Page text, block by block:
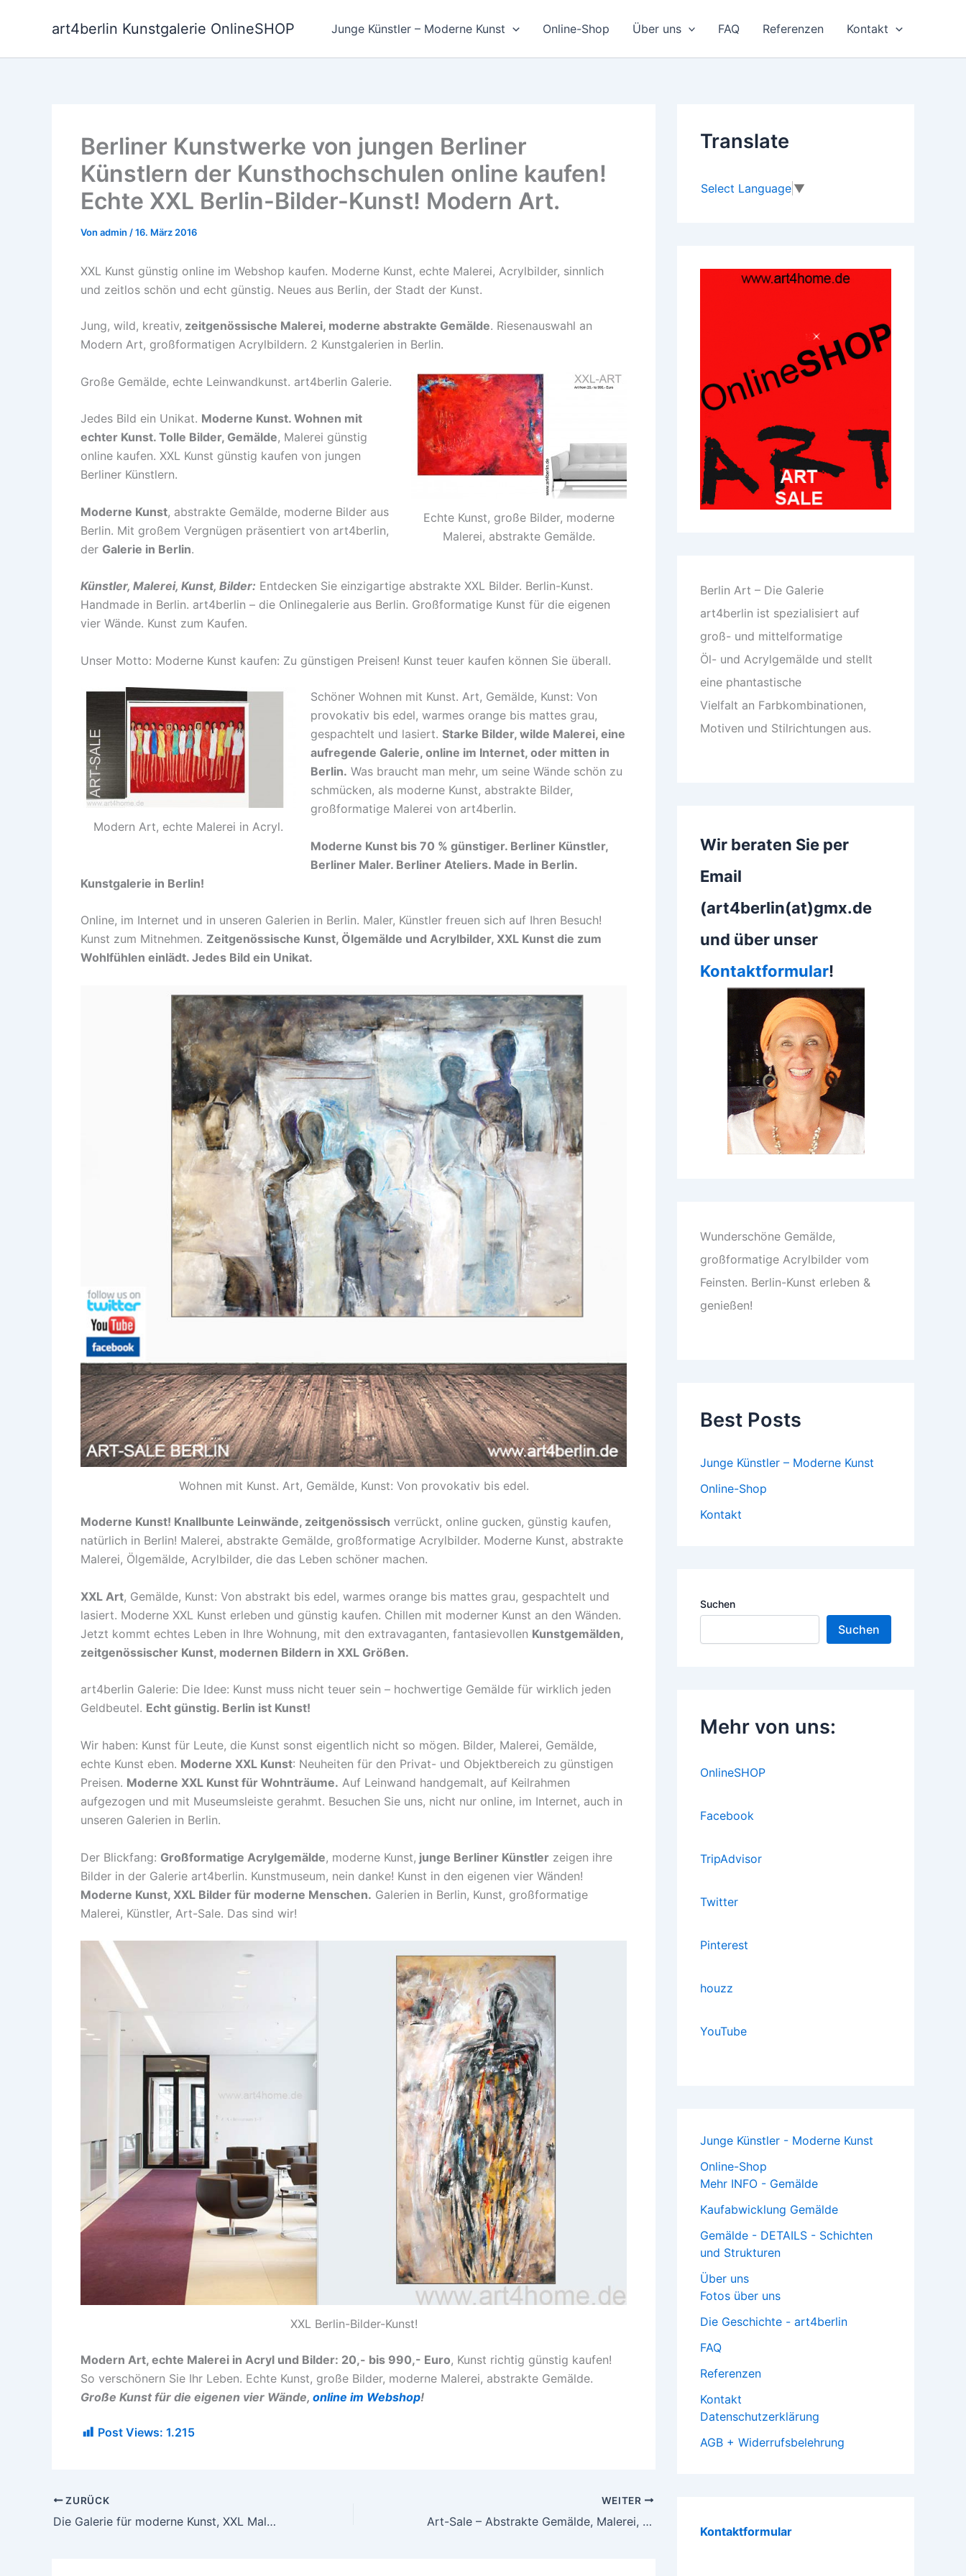
art4berlin Kunstgalerie OnlineSHOP Junge Künstler – Moderne Kunst Online-Shop Über uns FAQ Referenzen Kontakt
Berliner Kunstwerke von jungen Berliner
Künstlern der Kunsthochschulen online kaufen!
Echte XXL Berlin-Bilder-Kunst! Modern Art.
Von admin /16. März 2016
XXL Kunst günstig online im Webshop kaufen. Moderne Kunst, echte Malerei, Acrylbilder, sinnlich
und zeitlos schön und echt günstig. Neues aus Berlin, der Stadt der Kunst.
Jung, wild, kreativ, zeitgenössische Malerei, moderne abstrakte Gemälde. Riesenauswahl an
Modern Art, großformatigen Acrylbildern. 2 Kunstgalerien in Berlin.
Echte Kunst, große Bilder, moderne
Malerei, abstrakte Gemälde.
Große Gemälde, echte Leinwandkunst. art4berlin Galerie.
Jedes Bild ein Unikat. Moderne Kunst. Wohnen mit
echter Kunst. Tolle Bilder, Gemälde, Malerei günstig
online kaufen. XXL Kunst günstig kaufen von jungen
Berliner Künstlern.
Moderne Kunst, abstrakte Gemälde, moderne Bilder aus
Berlin. Mit großem Vergnügen präsentiert von art4berlin,
der Galerie in Berlin.
Künstler, Malerei, Kunst, Bilder: Entdecken Sie einzigartige abstrakte XXL Bilder. Berlin-Kunst.
Handmade in Berlin. art4berlin – die Onlinegalerie aus Berlin. Großformatige Kunst für die eigenen
vier Wände. Kunst zum Kaufen.
Unser Motto: Moderne Kunst kaufen: Zu günstigen Preisen! Kunst teuer kaufen können Sie überall.
Modern Art, echte Malerei in Acryl.
Schöner Wohnen mit Kunst. Art, Gemälde, Kunst: Von
provokativ bis edel, warmes orange bis mattes grau,
gespachtelt und lasiert. Starke Bilder, wilde Malerei, eine
aufregende Galerie, online im Internet, oder mitten in
Berlin. Was braucht man mehr, um seine Wände schön zu
schmücken, als moderne Kunst, abstrakte Bilder,
großformatige Malerei von art4berlin.
Moderne Kunst bis 70 % günstiger. Berliner Künstler,
Berliner Maler. Berliner Ateliers. Made in Berlin.
Kunstgalerie in Berlin!
Online, im Internet und in unseren Galerien in Berlin. Maler, Künstler freuen sich auf Ihren Besuch!
Kunst zum Mitnehmen. Zeitgenössische Kunst, Ölgemälde und Acrylbilder, XXL Kunst die zum
Wohlfühlen einlädt. Jedes Bild ein Unikat.
Wohnen mit Kunst. Art, Gemälde, Kunst: Von provokativ bis edel.
Moderne Kunst! Knallbunte Leinwände, zeitgenössisch verrückt, online gucken, günstig kaufen,
natürlich in Berlin! Malerei, abstrakte Gemälde, großformatige Acrylbilder. Moderne Kunst, abstrakte
Malerei, Ölgemälde, Acrylbilder, die das Leben schöner machen.
XXL Art, Gemälde, Kunst: Von abstrakt bis edel, warmes orange bis mattes grau, gespachtelt und
lasiert. Moderne XXL Kunst erleben und günstig kaufen. Chillen mit moderner Kunst an den Wänden.
Jetzt kommt echtes Leben in Ihre Wohnung, mit den extravaganten, fantasievollen Kunstgemälden,
zeitgenössischer Kunst, modernen Bildern in XXL Größen.
art4berlin Galerie: Die Idee: Kunst muss nicht teuer sein – hochwertige Gemälde für wirklich jeden
Geldbeutel. Echt günstig. Berlin ist Kunst!
Wir haben: Kunst für Leute, die Kunst sonst eigentlich nicht so mögen. Bilder, Malerei, Gemälde,
echte Kunst eben. Moderne XXL Kunst: Neuheiten für den Privat- und Objektbereich zu günstigen
Preisen. Moderne XXL Kunst für Wohnträume. Auf Leinwand handgemalt, auf Keilrahmen
aufgezogen und mit Museumsleiste gerahmt. Besuchen Sie uns, nicht nur online, im Internet, auch in
unseren Galerien in Berlin.
Der Blickfang: Großformatige Acrylgemälde, moderne Kunst, junge Berliner Künstler zeigen ihre
Bilder in der Galerie art4berlin. Kunstmuseum, nein danke! Kunst in den eigenen vier Wänden!
Moderne Kunst, XXL Bilder für moderne Menschen. Galerien in Berlin, Kunst, großformatige
Malerei, Künstler, Art-Sale. Das sind wir!
XXL Berlin-Bilder-Kunst!
Modern Art, echte Malerei in Acryl und Bilder: 20,- bis 990,- Euro, Kunst richtig günstig kaufen!
So verschönern Sie Ihr Leben. Echte Kunst, große Bilder, moderne Malerei, abstrakte Gemälde.
Große Kunst für die eigenen vier Wände, online im Webshop!
Post Views: 1.215
ZURÜCK
Die Galerie für moderne Kunst, XXL Malerei zu echten Schnäppchenpreisen
WEITER
Art-Sale – Abstrakte Gemälde, Malerei, Bilder im Großformat kaufen leicht gemacht! Berlin-Kunst – Galerie Berlin
Translate
Select Language ▼
Berlin Art – Die Galerie
art4berlin ist spezialisiert auf
groß- und mittelformatige
Öl- und Acrylgemälde und stellt
eine phantastische
Vielfalt an Farbkombinationen,
Motiven und Stilrichtungen aus.
Wir beraten Sie per
Email
(art4berlin(at)gmx.de
und über unser
Kontaktformular!
Wunderschöne Gemälde,
großformatige Acrylbilder vom
Feinsten. Berlin-Kunst erleben &
genießen!
Best Posts
Junge Künstler – Moderne Kunst
Online-Shop
Kontakt
Suchen
Suchen
Mehr von uns:
OnlineSHOP
Facebook
TripAdvisor
Twitter
Pinterest
houzz
YouTube
Junge Künstler - Moderne Kunst
Online-Shop
Mehr INFO - Gemälde
Kaufabwicklung Gemälde
Gemälde - DETAILS - Schichten
und Strukturen
Über uns
Fotos über uns
Die Geschichte - art4berlin
FAQ
Referenzen
Kontakt
Datenschutzerklärung
AGB + Widerrufsbelehrung
Kontaktformular